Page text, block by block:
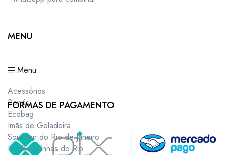
MENU
Menu
Acessórios
Bonés
Ecobag
Imãs de Geladeira
Souvenir do Rio de Janeiro
Lembrancinhas do Rio
FORMAS DE PAGAMENTO